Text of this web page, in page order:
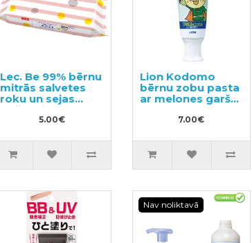
Lec. Be 99% bērnu
mitrās salvetes
roku un sejas
tīrīšanai 60gab
5.00€
Lion Kodomo
bērnu zobu pasta
ar melones garšu
7.00€
Nav noliktavā